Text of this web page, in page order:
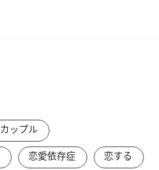
カップル
恋愛依存症
恋する